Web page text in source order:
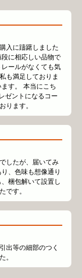
入に躊躇しました
に相応しい品物で
ールがなくても気
も満足しておりま
す。 本当にこち
ゼントになるコー
ります。
したが、届いてみ
、色味も想像通り
梱包解いて設置し
です。
出等の細部のつく
。